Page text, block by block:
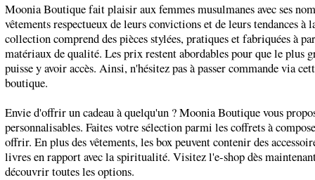
Moonia Boutique fait plaisir aux femmes musulmanes avec ses
vêtements respectueux de leurs convictions et de leurs tendances à
collection comprend des pièces stylées, pratiques et fabriquées à
matériaux de qualité. Les prix restent abordables pour que le plus
puisse y avoir accès. Ainsi, n'hésitez pas à passer commande via
boutique.
Envie d'offrir un cadeau à quelqu'un ? Moonia Boutique vous
personnalisables. Faites votre sélection parmi les coffrets à
offrir. En plus des vêtements, les box peuvent contenir des
livres en rapport avec la spiritualité. Visitez l'e-shop dès
découvrir toutes les options.